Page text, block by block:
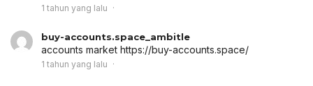
1 tahun yang lalu
buy-accounts.space_ambitle
accounts market https://buy-accounts.space/
1 tahun yang lalu